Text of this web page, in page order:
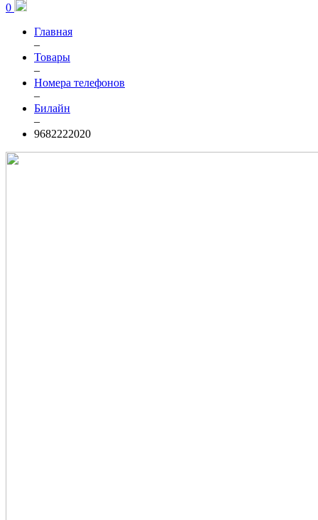
0
Главная
–
Товары
–
Номера телефонов
–
Билайн
–
9682222020